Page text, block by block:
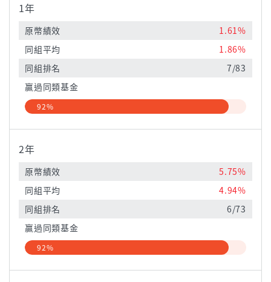
1年
原幣績效
1.61%
同組平均
1.86%
同組排名
7/83
贏過同類基金
92%
2年
原幣績效
5.75%
同組平均
4.94%
同組排名
6/73
贏過同類基金
92%